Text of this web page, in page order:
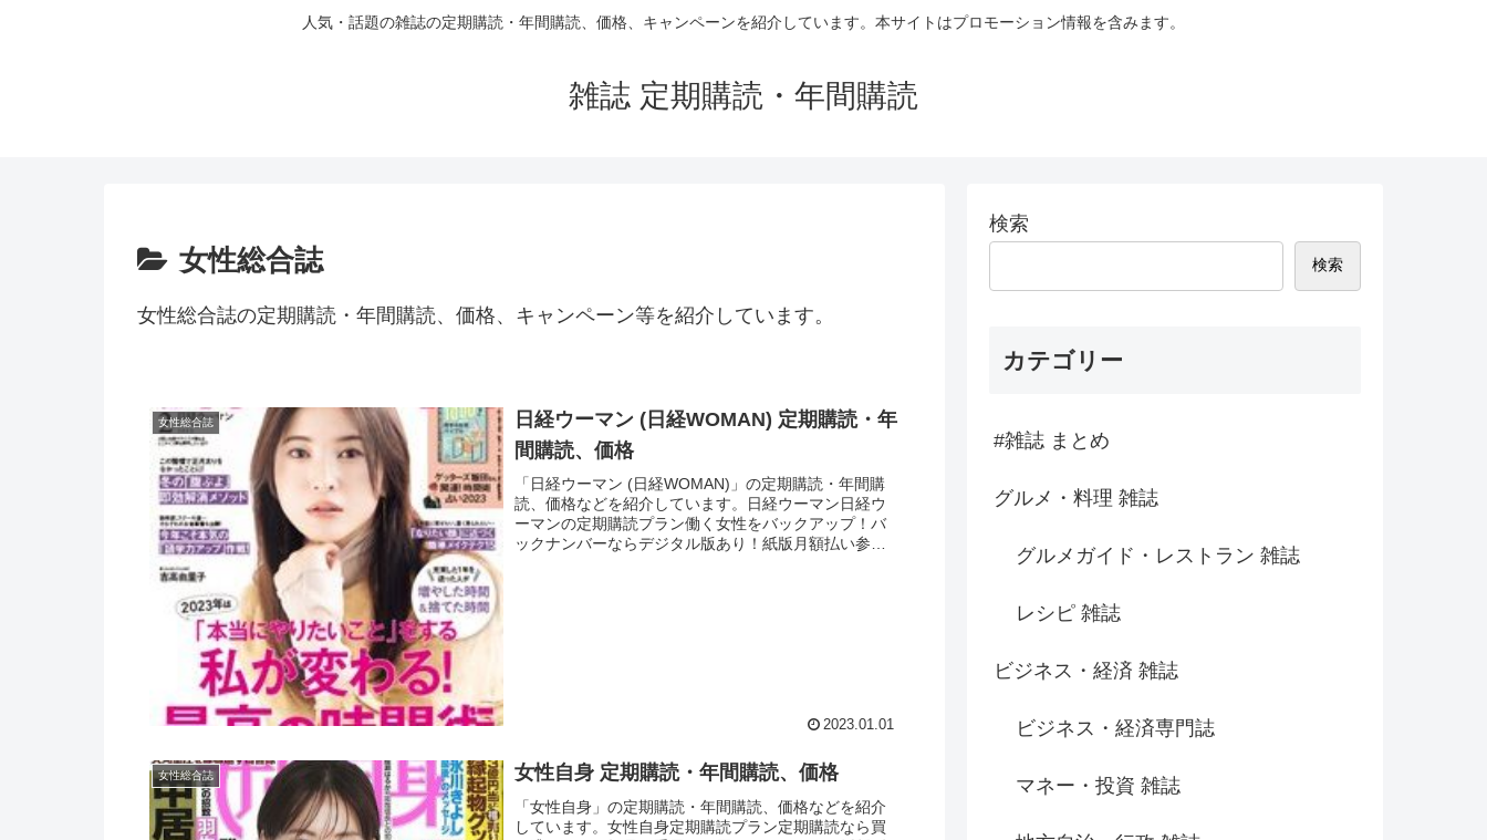
人気・話題の雑誌の定期購読・年間購読、価格、キャンペーンを紹介しています。本サイトはプロモーション情報を含みます。
雑誌 定期購読・年間購読
女性総合誌
女性総合誌の定期購読・年間購読、価格、キャンペーン等を紹介しています。
女性総合誌
日経ウーマン (日経WOMAN) 定期購読・年
間購読、価格
「日経ウーマン (日経WOMAN)」の定期購読・年間購
読、価格などを紹介しています。日経ウーマン日経ウ
ーマンの定期購読プラン働く女性をバックアップ！バ
ックナンバーならデジタル版あり！紙版月額払い参考
2023.01.01
女性総合誌 女性自身 定期購読・年間購読、価格
「女性自身」の定期購読・年間購読、価格などを紹介
しています。女性自身定期購読プラン定期購読なら買
検索
検索
カテゴリー
#雑誌 まとめ
グルメ・料理 雑誌
グルメガイド・レストラン 雑誌
レシピ 雑誌
ビジネス・経済 雑誌
ビジネス・経済専門誌
マネー・投資 雑誌